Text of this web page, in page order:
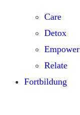
Care
Detox
Empower
Relate
Fortbildung